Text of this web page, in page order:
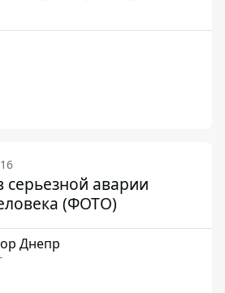
аварии
(ФОТО)
Днепр